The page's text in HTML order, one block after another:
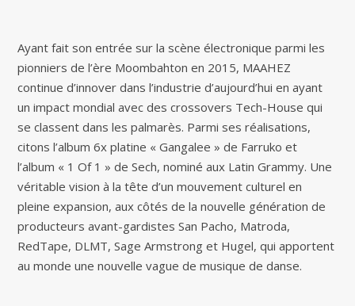
Ayant fait son entrée sur la scène électronique parmi les
pionniers de l’ère Moombahton en 2015, MAAHEZ
continue d’innover dans l’industrie d’aujourd’hui en ayant
un impact mondial avec des crossovers Tech-House qui
se classent dans les palmarès. Parmi ses réalisations,
citons l’album 6x platine « Gangalee » de Farruko et
l’album « 1 Of 1 » de Sech, nominé aux Latin Grammy. Une
véritable vision à la tête d’un mouvement culturel en
pleine expansion, aux côtés de la nouvelle génération de
producteurs avant-gardistes San Pacho, Matroda,
RedTape, DLMT, Sage Armstrong et Hugel, qui apportent
au monde une nouvelle vague de musique de danse.